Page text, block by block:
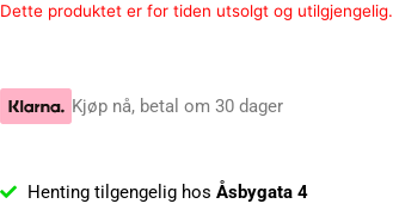
Dette produktet er for tiden utsolgt og utilgjengelig.
Kjøp nå, betal om 30 dager
Henting tilgengelig hos Åsbygata 4